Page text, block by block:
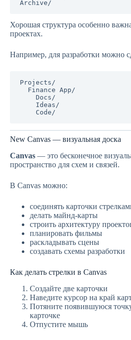
Хорошая структура особенно
проектах.
Например, для разработки можно
Projects/
New Canvas — визуальная доска
Canvas — это бесконечное
пространство для схем и связей.
В Canvas можно:
соединять карточки
делать майнд-карты
строить архитектуру
планировать фильмы
раскладывать сцены
создавать схемы разработки
Как делать стрелки в Canvas
Создайте две карточки
Наведите курсор на край
Потяните появившуюся
карточке
Отпустите мышь